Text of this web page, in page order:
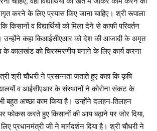
करने के लिए प्रयास किए जाना चाहिए। श्री रूपाला
किसानों व विद्यार्थियों को मिला देने से काफी परिवर्तन
उन्होंने कहा किआईसीएआर को देश की आजादी के अमृत
के कालखंड को चिरस्मरणीय बनाने के लिए कार्य करना
श्री चौधरी ने प्रसन्नता जताते हुए कहा कि कृषि
व आईसीएआर के संस्थानों ने कोरोना संकट के
बहुत अच्छा काम किया है। उन्होंने दलहन-तिलहन
फोकस करते हुए किसानों की आय बढ़ाने पर जोर दिया,
प्रधानमंत्री जी ने मार्गदर्शन दिया है। श्री चौधरी ने